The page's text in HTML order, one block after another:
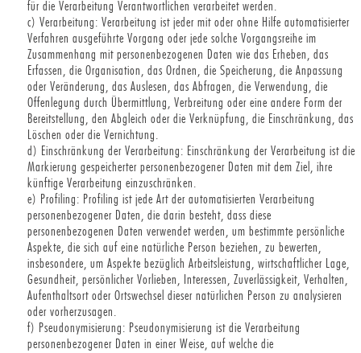
für die Verarbeitung Verantwortlichen verarbeitet werden.
c) Verarbeitung: Verarbeitung ist jeder mit oder ohne Hilfe automatisierter
Verfahren ausgeführte Vorgang oder jede solche Vorgangsreihe im
Zusammenhang mit personenbezogenen Daten wie das Erheben, das
Erfassen, die Organisation, das Ordnen, die Speicherung, die Anpassung
oder Veränderung, das Auslesen, das Abfragen, die Verwendung, die
Offenlegung durch Übermittlung, Verbreitung oder eine andere Form der
Bereitstellung, den Abgleich oder die Verknüpfung, die Einschränkung, das
Löschen oder die Vernichtung.
d) Einschränkung der Verarbeitung: Einschränkung der Verarbeitung ist die
Markierung gespeicherter personenbezogener Daten mit dem Ziel, ihre
künftige Verarbeitung einzuschränken.
e) Profiling: Profiling ist jede Art der automatisierten Verarbeitung
personenbezogener Daten, die darin besteht, dass diese
personenbezogenen Daten verwendet werden, um bestimmte persönliche
Aspekte, die sich auf eine natürliche Person beziehen, zu bewerten,
insbesondere, um Aspekte bezüglich Arbeitsleistung, wirtschaftlicher Lage,
Gesundheit, persönlicher Vorlieben, Interessen, Zuverlässigkeit, Verhalten,
Aufenthaltsort oder Ortswechsel dieser natürlichen Person zu analysieren
oder vorherzusagen.
f) Pseudonymisierung: Pseudonymisierung ist die Verarbeitung
personenbezogener Daten in einer Weise, auf welche die